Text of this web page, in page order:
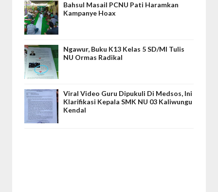
Bahsul Masail PCNU Pati Haramkan
Kampanye Hoax
Ngawur, Buku K13 Kelas 5 SD/MI Tulis
NU Ormas Radikal
Viral Video Guru Dipukuli Di Medsos, Ini
Klarifikasi Kepala SMK NU 03 Kaliwungu
Kendal